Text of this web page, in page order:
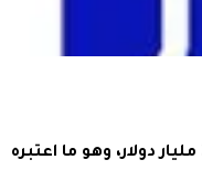
جمعت “إعمار” في اليوم الأول لطرح القسم الأول من برنامج صكوكها البالغ 500 مليون دولار، ما مجموعه 5 .2 مليار دولار، وهو ما اعتبره